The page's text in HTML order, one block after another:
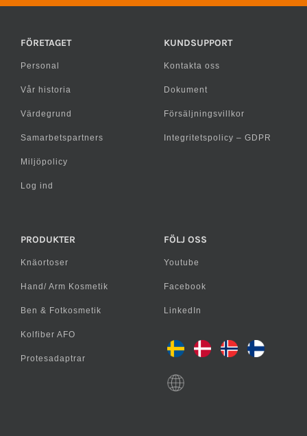
FÖRETAGET
Personal
Vår historia
Värdegrund
Samarbetspartners
Miljöpolicy
Log ind
KUNDSUPPORT
Kontakta oss
Dokument
Försäljningsvillkor
Integritetspolicy – GDPR
PRODUKTER
Knäortoser
Hand/ Arm Kosmetik
Ben & Fotkosmetik
Kolfiber AFO
Protesadaptrar
FÖLJ OSS
Youtube
Facebook
LinkedIn